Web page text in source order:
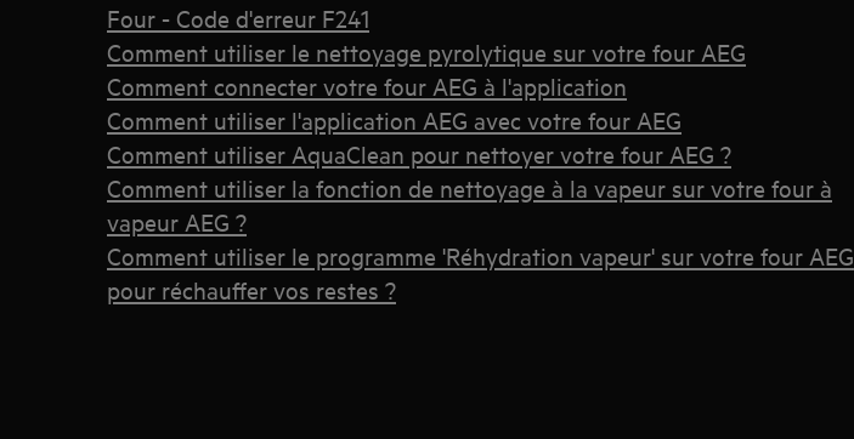
Four - Code d'erreur F241
Comment utiliser le nettoyage pyrolytique sur votre four AEG
Comment connecter votre four AEG à l'application
Comment utiliser l'application AEG avec votre four AEG
Comment utiliser AquaClean pour nettoyer votre four AEG ?
Comment utiliser la fonction de nettoyage à la vapeur sur votre four à
vapeur AEG ?
Comment utiliser le programme 'Réhydration vapeur' sur votre four AEG
pour réchauffer vos restes ?